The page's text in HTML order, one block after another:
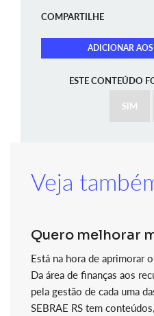
COMPARTILHE
ADICIONAR
ESTE CONTEÚDO
SIM
Veja
Quero melhorar
Está na hora de aprimorar
Da área de finanças aos
pela gestão de cada uma
SEBRAE RS tem